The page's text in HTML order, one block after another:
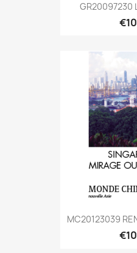
GR20097230
MC20123039